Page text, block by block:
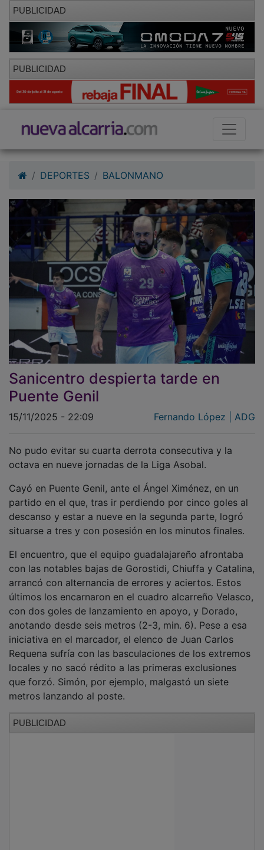
PUBLICIDAD
PUBLICIDAD
Sanicentro despierta tarde en
Puente Genil
Fernando López | ADG
octava en nueve jornadas de la Liga Asobal.
Cayó en Puente Genil, ante el Ángel Ximénez, en un
partido en el que, tras ir perdiendo por cinco goles al
descanso y estar a nueve en la segunda parte, logró
situarse a tres y con posesión en los minutos finales.
con las notables bajas de Gorostidi, Chiuffa y Catalina,
arrancó con alternancia de errores y aciertos. Estos
últimos los encarnaron en el cuadro alcarreño Velasco,
con dos goles de lanzamiento en apoyo, y Dorado,
anotando desde seis metros (2-3, min. 6). Pese a esa
iniciativa en el marcador, el elenco de Juan Carlos
Requena sufría con las basculaciones de los extremos
locales y no sacó rédito a las primeras exclusiones
que forzó. Simón, por ejemplo, malgastó un siete
metros lanzando al poste.